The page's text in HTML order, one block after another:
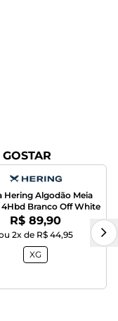
Hering Algodão Meia
4Hbd Branco Off White
Por:
R$ 89,90
2x de R$ 44,95
XG